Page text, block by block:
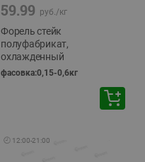
59.99 руб./кг
Форель стейк
полуфабрикат,
охлажденный
фасовка:0,15-0,6кг
🕘 12:00-21:00